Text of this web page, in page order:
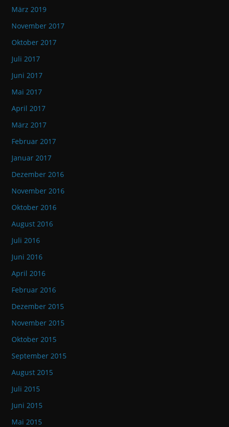
März 2019
November 2017
Oktober 2017
Juli 2017
Juni 2017
Mai 2017
April 2017
März 2017
Februar 2017
Januar 2017
Dezember 2016
November 2016
Oktober 2016
August 2016
Juli 2016
Juni 2016
April 2016
Februar 2016
Dezember 2015
November 2015
Oktober 2015
September 2015
August 2015
Juli 2015
Juni 2015
Mai 2015